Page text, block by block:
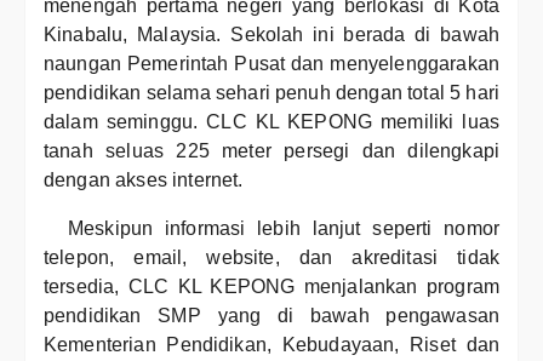
menengah pertama negeri yang berlokasi di Kota
Kinabalu, Malaysia. Sekolah ini berada di bawah
naungan Pemerintah Pusat dan menyelenggarakan
pendidikan selama sehari penuh dengan total 5 hari
dalam seminggu. CLC KL KEPONG memiliki luas
tanah seluas 225 meter persegi dan dilengkapi
dengan akses internet.
Meskipun informasi lebih lanjut seperti nomor
telepon, email, website, dan akreditasi tidak
tersedia, CLC KL KEPONG menjalankan program
pendidikan SMP yang di bawah pengawasan
Kementerian Pendidikan, Kebudayaan, Riset dan